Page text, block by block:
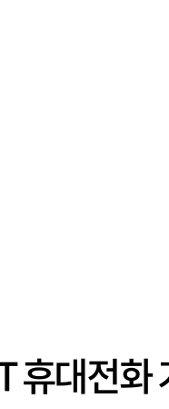
휴대전화